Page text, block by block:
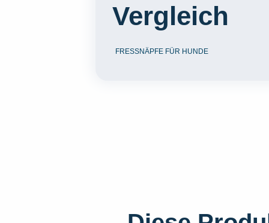
Vergleich
FRESSNÄPFE FÜR HUNDE